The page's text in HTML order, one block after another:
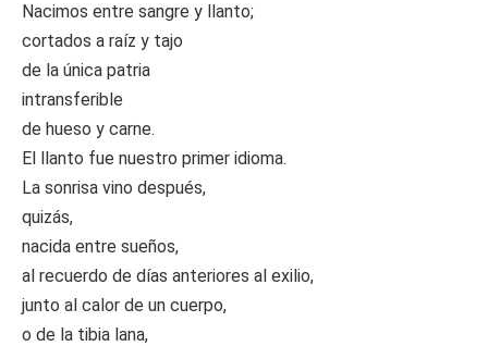
Nacimos entre sangre y llanto;
cortados a raíz y tajo
de la única patria
intransferible
de hueso y carne.
El llanto fue nuestro primer idioma.
La sonrisa vino después,
quizás,
nacida entre sueños,
al recuerdo de días anteriores al exilio,
junto al calor de un cuerpo,
o de la tibia lana,